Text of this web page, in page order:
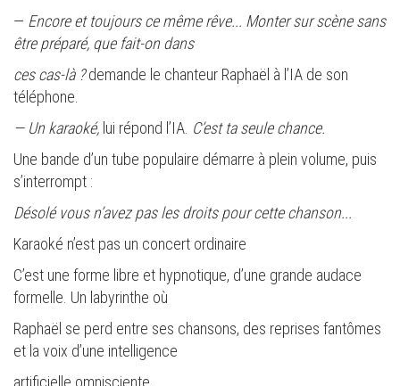
— Encore et toujours ce même rêve... Monter sur scène sans
être préparé, que fait-on dans
ces cas-là ?demande le chanteur Raphaël à l’IA de son
téléphone.
— Un karaoké, lui répond l’IA. C’est ta seule chance.
Une bande d’un tube populaire démarre à plein volume, puis
s’interrompt :
Désolé vous n’avez pas les droits pour cette chanson...
Karaoké n’est pas un concert ordinaire
C’est une forme libre et hypnotique, d’une grande audace
formelle. Un labyrinthe où
Raphaël se perd entre ses chansons, des reprises fantômes
et la voix d’une intelligence
artificielle omnisciente.